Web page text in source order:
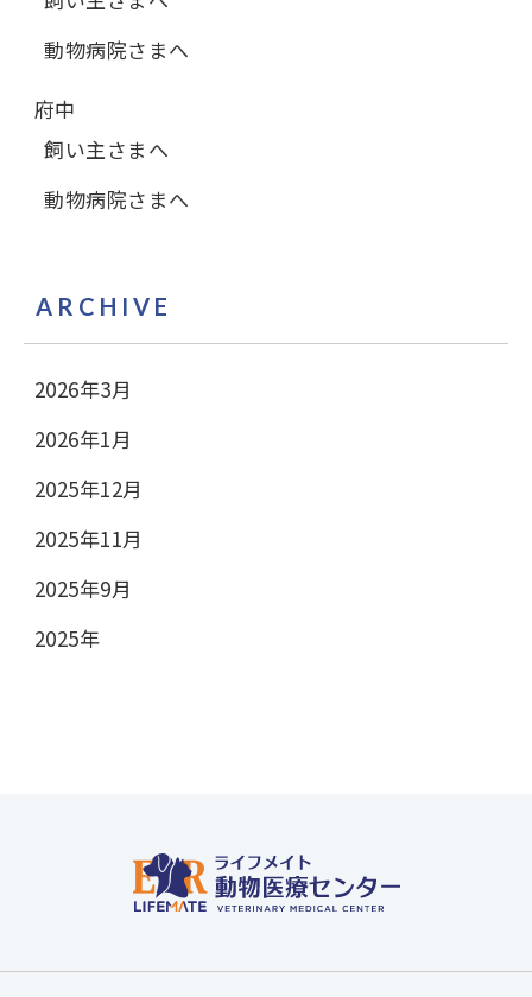
動物病院さまへ
府中
飼い主さまへ
動物病院さまへ
ARCHIVE
2026年3月
2026年1月
2025年12月
2025年11月
2025年9月
2025年